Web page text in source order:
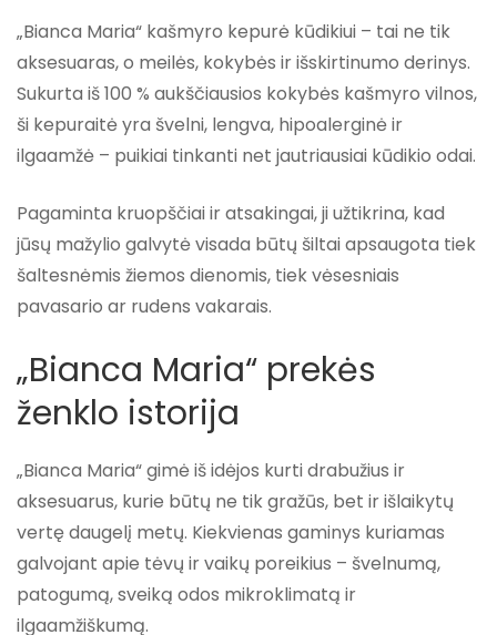
„Bianca Maria“ kašmyro kepurė kūdikiui – tai ne tik
aksesuaras, o meilės, kokybės ir išskirtinumo derinys.
Sukurta iš 100 % aukščiausios kokybės kašmyro vilnos,
ši kepuraitė yra švelni, lengva, hipoalerginė ir
ilgaamžė – puikiai tinkanti net jautriausiai kūdikio odai.
Pagaminta kruopščiai ir atsakingai, ji užtikrina, kad
jūsų mažylio galvytė visada būtų šiltai apsaugota tiek
šaltesnėmis žiemos dienomis, tiek vėsesniais
pavasario ar rudens vakarais.
„Bianca Maria“ prekės
ženklo istorija
„Bianca Maria“ gimė iš idėjos kurti drabužius ir
aksesuarus, kurie būtų ne tik gražūs, bet ir išlaikytų
vertę daugelį metų. Kiekvienas gaminys kuriamas
galvojant apie tėvų ir vaikų poreikius – švelnumą,
patogumą, sveiką odos mikroklimatą ir
ilgaamžiškumą.